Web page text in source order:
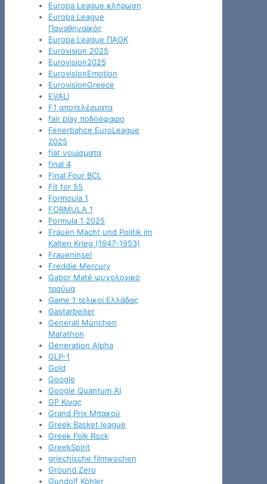
Europa League κλήρωση
Europa League
Παναθηναϊκός
Europa League ΠΑΟΚ
Eurovision 2025
Eurovision2025
EurovisionEmotion
EurovisionGreece
EVALI
F1 αποτελέσματα
fair play ποδόσφαιρο
Fenerbahce EuroLeague
2025
fiat νομίσματα
final 4
Final Four BCL
Fit for 55
Formoula 1
FORMULA 1
Formula 1 2025
Frauen Macht und Politik im
Kalten Krieg (1947-1953)
Fraueninsel
Freddie Mercury
Gabor Maté ψυχολογικό
τραύμα
Game 1 τελικοί Ελλάδας
Gastarbeiter
Generali München
Marathon
Generation Alpha
GLP-1
Gold
Google
Google Quantum AI
GP Κινας
Grand Prix Μπακού
Greek Basket league
Greek Folk Rock
GreekSpirit
griechische filmwochen
Ground Zero
Gundolf Köhler